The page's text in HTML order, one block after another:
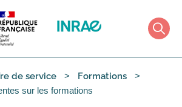
de service Formations
sur les formations